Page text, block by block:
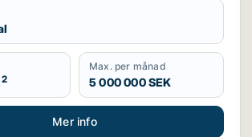
2
Max. per månad
5 000 000 SEK
Mer info